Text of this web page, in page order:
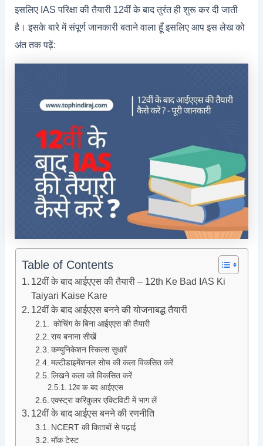
इसलिए IAS परिक्षा की तैयारी 12वीं के बाद तुरंत ही शुरू कर दी जाती
है। इसके बारे में संपूर्ण जानकारी बताने वाला हूँ इसलिए आप इस लेख को
अंत तक पढ़ें:
Table of Contents
12वीं के बाद आईएएस की तैयारी – 12th Ke Bad IAS Ki
Taiyari Kaise Kare
12वीं के बाद आईएएस बनने की योजनाबद्ध तैयारी
कोचिंग के बिना आईएएस की तैयारी
राय बनाना सीखें
कम्युनिकेशन स्किल्स सुधारें
मल्टीडाइमेंशनल सोच की कला विकसित करें
लिखने कला को विकसित करें
12व क बद आईएएस
एक्स्ट्रा करिकुलर एक्टिविटी में भाग लें
12वीं के बाद आईएस बनने की रणनीति
NCERT की किताबों से पढ़ाई
मॉक टेस्ट